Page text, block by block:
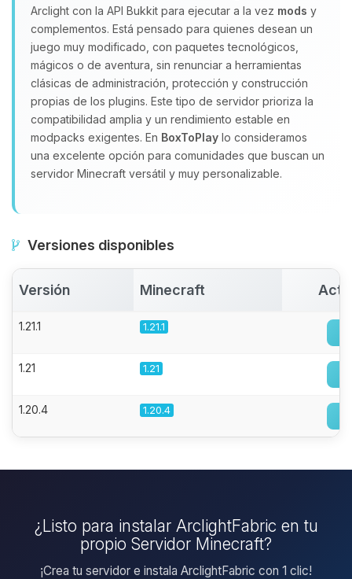
Arclight con la API Bukkit para ejecutar a la vez mods y
complementos. Está pensado para quienes desean un
juego muy modificado, con paquetes tecnológicos,
mágicos o de aventura, sin renunciar a herramientas
clásicas de administración, protección y construcción
propias de los plugins. Este tipo de servidor prioriza la
compatibilidad amplia y un rendimiento estable en
modpacks exigentes. En BoxToPlay lo consideramos
una excelente opción para comunidades que buscan un
servidor Minecraft versátil y muy personalizable.
Versiones disponibles
Versión Minecraft
1.21.1 1.21.1
1.21 1.21
1.20.4 1.20.4
¿Listo para instalar ArclightFabric en tu
propio Servidor Minecraft?
¡Crea tu servidor e instala ArclightFabric con 1 clic!